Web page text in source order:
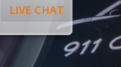
LIVE CHAT